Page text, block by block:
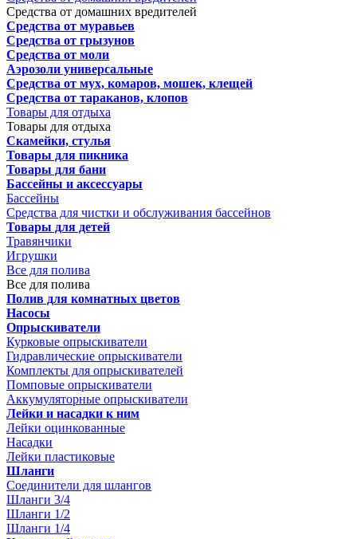
Средства от домашних вредителей
Средства от муравьев
Средства от грызунов
Средства от моли
Аэрозоли универсальные
Средства от мух, комаров, мошек, клещей
Средства от тараканов, клопов
Товары для отдыха
Товары для отдыха
Скамейки, стулья
Товары для пикника
Товары для бани
Бассейны и аксессуары
Бассейны
Средства для чистки и обслуживания бассейнов
Товары для детей
Травянчики
Игрушки
Все для полива
Все для полива
Полив для комнатных цветов
Насосы
Опрыскиватели
Курковые опрыскиватели
Гидравлические опрыскиватели
Комплекты для опрыскивателей
Помповые опрыскиватели
Аккумуляторные опрыскиватели
Лейки и насадки к ним
Лейки оцинкованные
Насадки
Лейки пластиковые
Шланги
Соединители для шлангов
Шланги 3/4
Шланги 1/2
Шланги 1/4